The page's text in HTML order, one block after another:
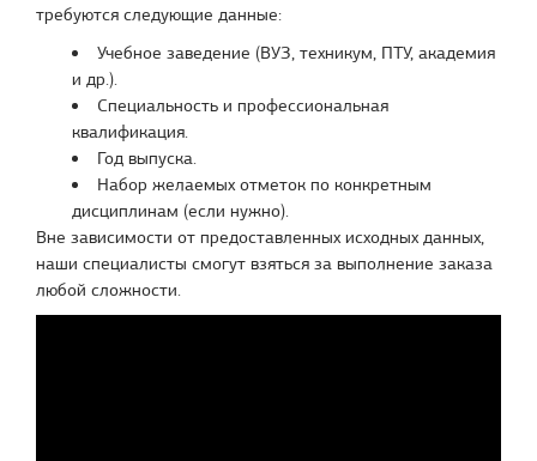
требуются следующие данные:
Учебное заведение (ВУЗ, техникум, ПТУ, академия
и др.).
Специальность и профессиональная
квалификация.
Год выпуска.
Набор желаемых отметок по конкретным
дисциплинам (если нужно).
Вне зависимости от предоставленных исходных данных,
наши специалисты смогут взяться за выполнение заказа
любой сложности.